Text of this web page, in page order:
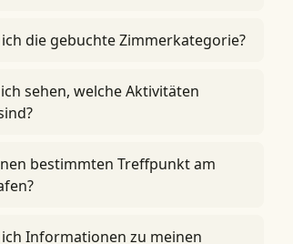
die gebuchte Zimmerkategorie?
sehen, welche Aktivitäten
bestimmten Treffpunkt am
Informationen zu meinen